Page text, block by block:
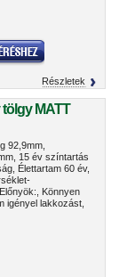
Részletek
tölgy MATT
92,9mm,
15 év színtartás
Élettartam 60 év,
Könnyen
igényel lakkozást,